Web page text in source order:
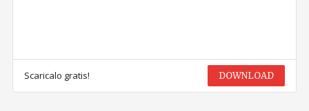
Scaricalo gratis! DOWNLOAD